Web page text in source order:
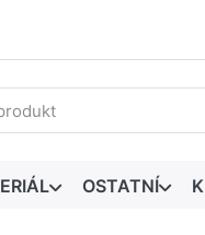
První výsledky se
OSTATNÍ